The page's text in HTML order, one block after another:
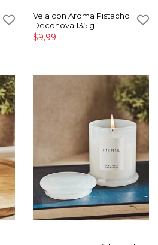
Vela con Aroma Pistacho
Deconova 135 g
$9,99